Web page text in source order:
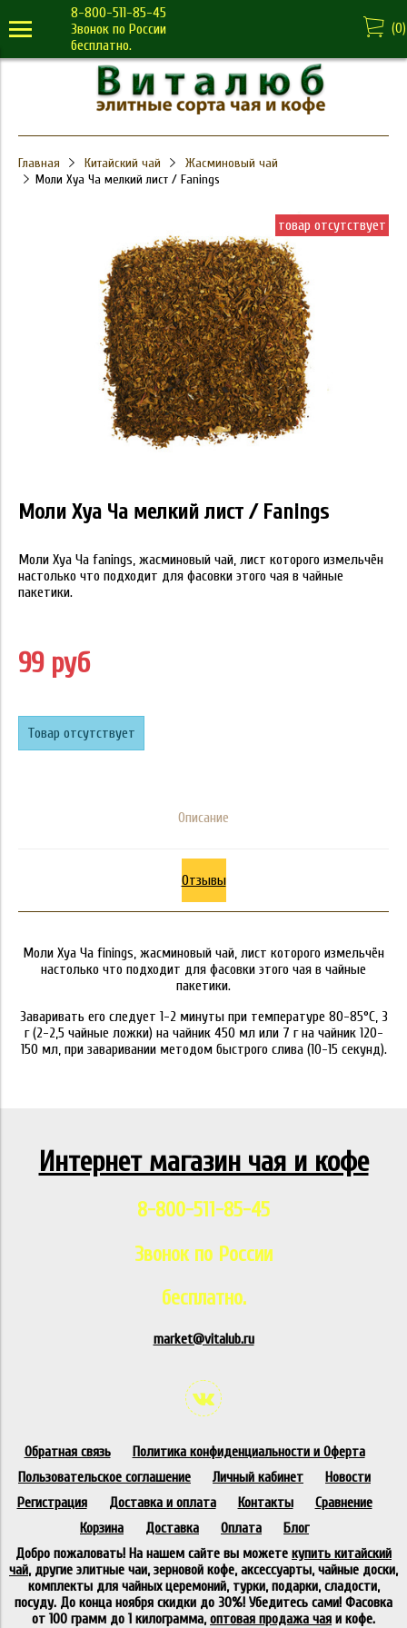
8-800-511-85-45
Звонок по России
бесплатно.
(0)
Главная Китайский чай
Жасминовый чай
Моли Хуа Ча мелкий лист / Fanings
товар отсутствует
Моли Хуа Ча мелкий лист / Fanings
Моли Хуа Ча fanings, жасминовый чай, лист которого измельчён
настолько что подходит для фасовки этого чая в чайные
пакетики.
99 руб
Товар отсутствует
Описание
Отзывы
Моли Хуа Ча finings, жасминовый чай, лист которого измельчён
настолько что подходит для фасовки этого чая в чайные
пакетики.
Заваривать его следует 1-2 минуты при температуре 80-85°C, 3
г (2-2,5 чайные ложки) на чайник 450 мл или 7 г на чайник 120-
150 мл, при заваривании методом быстрого слива (10-15 секунд).
Интернет магазин чая и кофе
8-800-511-85-45
Звонок по России
бесплатно.
market@vitalub.ru
Обратная связь
Политика конфиденциальности и Оферта
Пользовательское соглашение
Личный кабинет
Новости
Регистрация
Доставка и оплата Контакты
Сравнение
Корзина
Доставка Оплата
Блог
Добро пожаловать! На нашем сайте вы можете купить китайский
чай, другие элитные чаи, зерновой кофе, аксессуарты, чайные доски,
комплекты для чайных церемоний, турки, подарки, сладости,
посуду. До конца ноября скидки до 30%! Убедитесь сами! Фасовка
от 100 грамм до 1 килограмма,оптовая продажа чая и кофе.